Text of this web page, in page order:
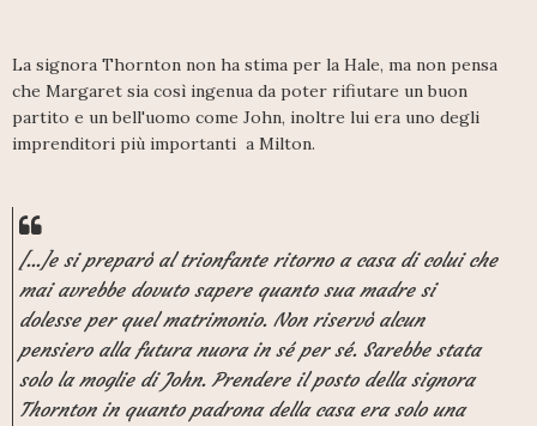
La signora Thornton non ha stima per la Hale, ma non pensa
che Margaret sia così ingenua da poter rifiutare un buon
partito e un bell'uomo come John, inoltre lui era uno degli
imprenditori più importanti a Milton.
[...]e si preparò al trionfante ritorno a casa di colui che
mai avrebbe dovuto sapere quanto sua madre si
dolesse per quel matrimonio. Non riservò alcun
pensiero alla futura nuora in sé per sé. Sarebbe stata
solo la moglie di John. Prendere il posto della signora
Thornton in quanto padrona della casa era solo una